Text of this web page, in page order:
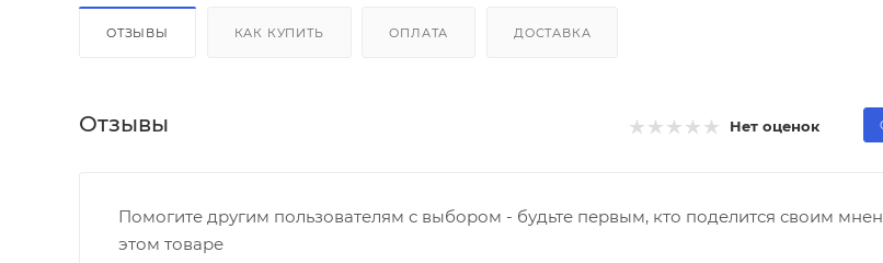
ОТЗЫВЫ КАК КУПИТЬ ОПЛАТА ДОСТАВКА
Отзывы Нет оценок
Помогите другим пользователям с выбором - будьте первым, кто поделится своим
этом товаре